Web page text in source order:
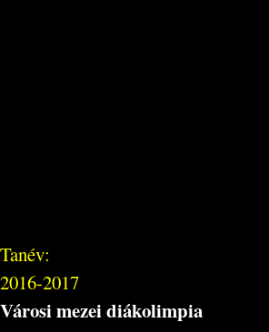
Tanév:
2016-2017
Városi mezei diákolimpia